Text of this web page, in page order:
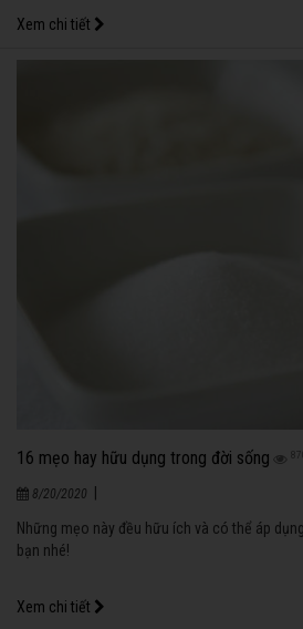
Xem chi tiết
16 mẹo hay hữu dụng trong đời sống 870
8/20/2020
Những mẹo này đều hữu ích và có thể áp
bạn nhé!
Xem chi tiết